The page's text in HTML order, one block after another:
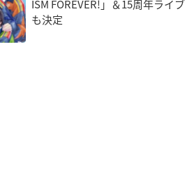
ISM FOREVER!」＆15周年ライブ
も決定